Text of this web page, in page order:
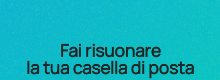
Fai risuonare
la tua casella di posta